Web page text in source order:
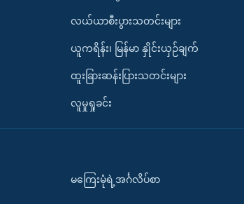
လယ်ယာစီးပွားသတင်းများ
ယူကရိန်း၊ မြန်မာ နှိုင်းယှဉ်ချက်
ထူးခြားဆန်းပြားသတင်းများ
လူမှုရှုခင်း
မကြေးမုံရဲ့အင်္ဂလိပ်စာ